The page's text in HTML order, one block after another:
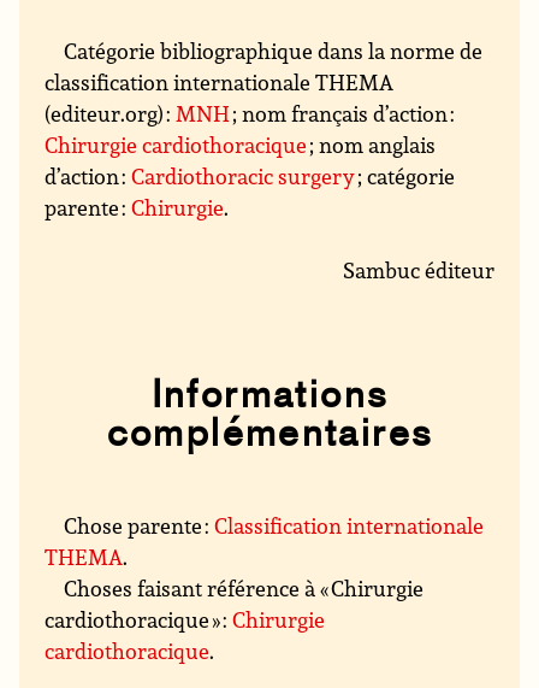
Catégorie bibliographique dans la norme de
classification internationale THEMA
(editeur.org) :MNH; nom français d’action :
Chirurgie cardiothoracique; nom anglais
d’action :Cardiothoracic surgery; catégorie
parente :Chirurgie.
Sambuc éditeur
Informations
complémentaires
Chose parente :Classification internationale
THEMA.
Choses faisant référence à « Chirurgie
cardiothoracique » :Chirurgie
cardiothoracique.